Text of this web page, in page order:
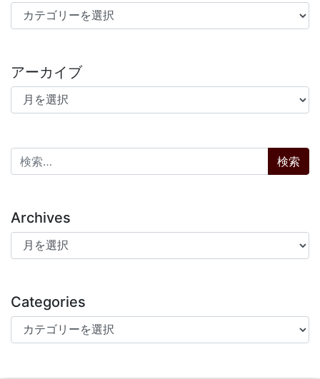
カテゴリー
アーカイブ
アーカイブ
検索:
Archives
Archives
Categories
Categories